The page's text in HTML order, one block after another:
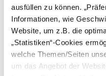
ausfüllen zu können.
Informationen, wie
Website, um z.B. die
„Statistiken“-Cookies
welche Themen/Seiten
um das Angebot der
Zeigen Sie,
Beruf steckt
Möglichst
die Aufgaben und
passen, steht für
bei einem